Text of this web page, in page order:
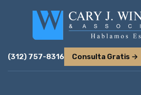
(312) 757-8316 Consulta Gratis →